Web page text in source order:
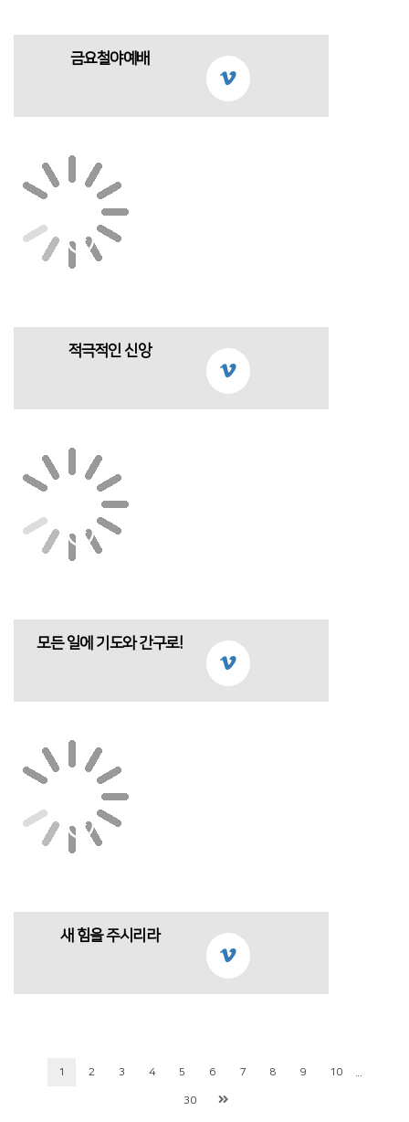
금요철야예배
적극적인 신앙
모든 일에 기도와 간구로!
새 힘을 주시리라
1 2 3 4 5 6 7 8 9 10
30